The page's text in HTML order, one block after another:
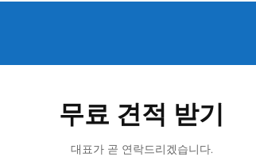
무료 견적 받기
대표가 곧 연락드리겠습니다.